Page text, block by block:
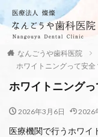
なんごうや歯科医院
ホワイトニングって安全
ホワイトニングっ
2026年3月6日 2026
医療機関で行うホワイ